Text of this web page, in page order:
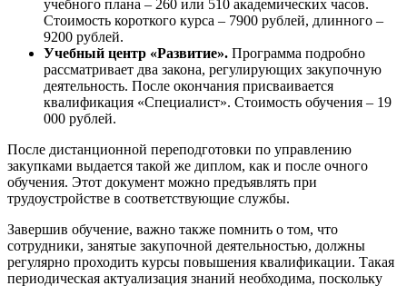
учебного плана – 260 или 510 академических часов.
Стоимость короткого курса – 7900 рублей, длинного –
9200 рублей.
Учебный центр «Развитие». Программа подробно
рассматривает два закона, регулирующих закупочную
деятельность. После окончания присваивается
квалификация «Специалист». Стоимость обучения – 19
000 рублей.
После дистанционной переподготовки по управлению
закупками выдается такой же диплом, как и после очного
обучения. Этот документ можно предъявлять при
трудоустройстве в соответствующие службы.
Завершив обучение, важно также помнить о том, что
сотрудники, занятые закупочной деятельностью, должны
регулярно проходить курсы повышения квалификации. Такая
периодическая актуализация знаний необходима, поскольку